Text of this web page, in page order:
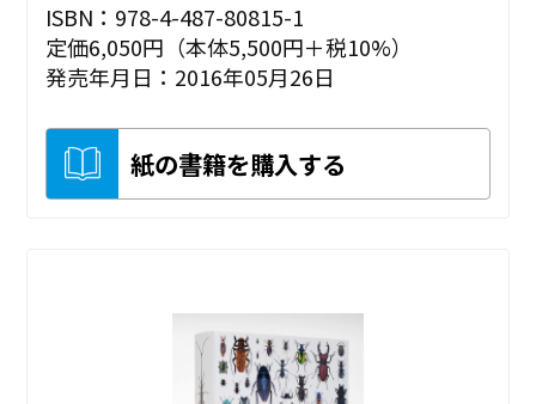
ISBN：978-4-487-80815-1
定価6,050円（本体5,500円＋税10%）
発売年月日：2016年05月26日
紙の書籍を購入する